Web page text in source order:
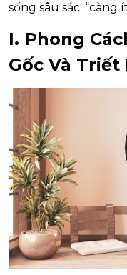
sống sâu sắc: “càng
I. Phong
Gốc Và Triết